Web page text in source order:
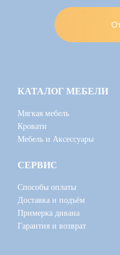
КАТАЛОГ МЕБЕЛИ
Мягкая мебель
Кровати
Мебель и Аксессуары
СЕРВИС
Способы оплаты
Доставка и подъём
Примерка дивана
Гарантия и возврат